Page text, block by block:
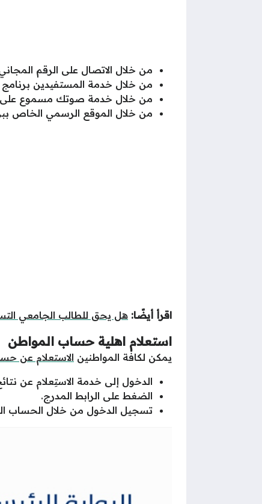
من خلال الاتصال على الرقم
من خلال خدمة المستفيدين برنامج
من خلال خدمة صوتك مسموع على
من خلال الموقع الرسمي الخاص
اقرأ أيضًا: هل يحق للطالب الجامعي
استعلام اهلية حساب المواطن
يمكن لكافة المواطنين الاستعلام عن
الدخول إلى خدمة الاستِعلام عن
الضغط على الرابط المدرج.
تسجيل الدخول من خلال الحساب